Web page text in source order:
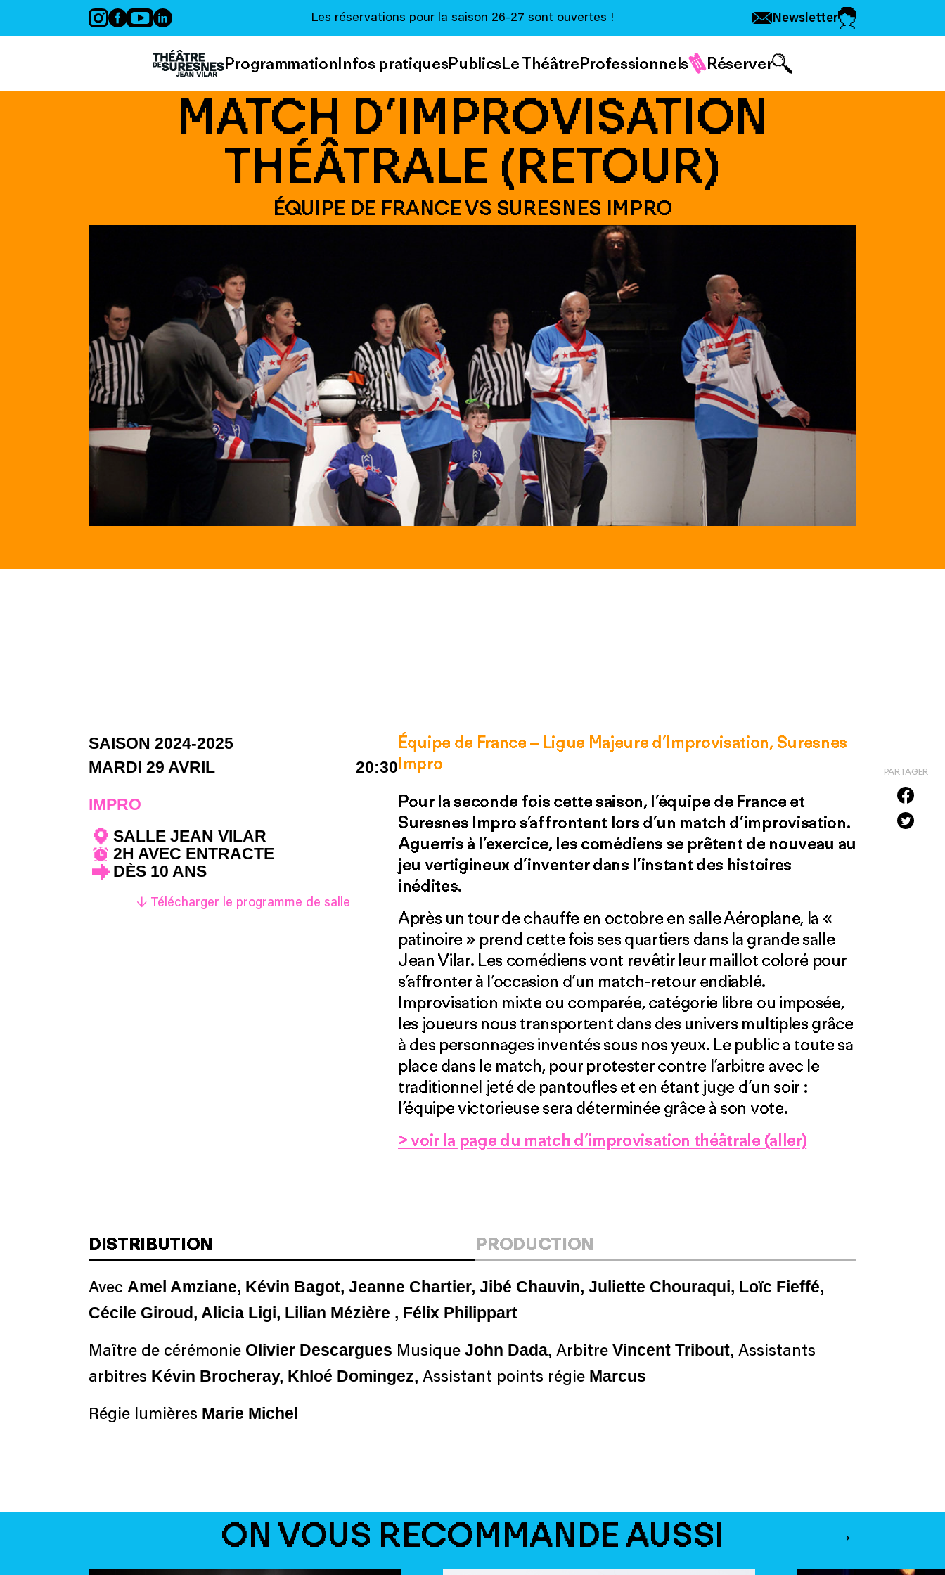
Les réservations pour la saison 26-27 sont ouvertes ! Newsletter
ProgrammationInfos pratiquesPublicsLe ThéâtreProfessionnels Réserver
MATCH D’IMPROVISATION
THÉÂTRALE (RETOUR)
ÉQUIPE DE FRANCE VS SURESNES IMPRO
PARTAGER
SAISON 2024-2025
MARDI 29 AVRIL
20:30
IMPRO
SALLE JEAN VILAR
2H AVEC ENTRACTE
DÈS 10 ANS
↓ Télécharger le programme de salle
Équipe de France – Ligue Majeure d’Improvisation, Suresnes
Impro
Pour la seconde fois cette saison, l’équipe de France et
Suresnes Impro s’affrontent lors d’un match d’improvisation.
Aguerris à l’exercice, les comédiens se prêtent de nouveau au
jeu vertigineux d’inventer dans l’instant des histoires
inédites.
Après un tour de chauffe en octobre en salle Aéroplane, la «
patinoire » prend cette fois ses quartiers dans la grande salle
Jean Vilar. Les comédiens vont revêtir leur maillot coloré pour
s’affronter à l’occasion d’un match-retour endiablé.
Improvisation mixte ou comparée, catégorie libre ou imposée,
les joueurs nous transportent dans des univers multiples grâce
à des personnages inventés sous nos yeux. Le public a toute sa
place dans le match, pour protester contre l’arbitre avec le
traditionnel jeté de pantoufles et en étant juge d’un soir :
l’équipe victorieuse sera déterminée grâce à son vote.
> voir la page du match d’improvisation théâtrale (aller)
DISTRIBUTION PRODUCTION
Avec Amel Amziane, Kévin Bagot, Jeanne Chartier, Jibé Chauvin, Juliette Chouraqui, Loïc Fieffé,
Cécile Giroud, Alicia Ligi, Lilian Mézière , Félix Philippart
Maître de cérémonie Olivier Descargues Musique John Dada, Arbitre Vincent Tribout, Assistants
arbitres Kévin Brocheray, Khloé Domingez, Assistant points régie Marcus
Régie lumières Marie Michel
ON VOUS RECOMMANDE AUSSI
Panneau de gestion des cookies